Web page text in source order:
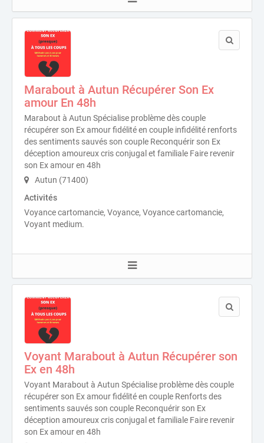
Marabout à Autun Récupérer Son Ex
amour En 48h
Marabout à Autun Spécialise problème dès couple
récupérer son Ex amour fidélité en couple infidélité renforts
des sentiments sauvés son couple Reconquérir son Ex
déception amoureux cris conjugal et familiale Faire revenir
son Ex amour en 48h
Autun (71400)
Activités
Voyance cartomancie, Voyance, Voyance cartomancie,
Voyant medium.
Voyant Marabout à Autun Récupérer son
Ex en 48h
Voyant Marabout à Autun Spécialise problème dès couple
récupérer son Ex amour fidélité en couple Renforts des
sentiments sauvés son couple Reconquérir son Ex
déception amoureux cris conjugal et familiale Faire revenir
son Ex amour en 48h